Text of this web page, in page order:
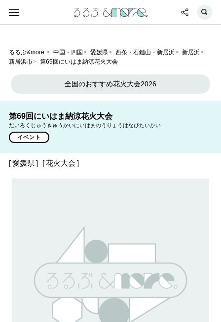
るるぶ&more. 中国・四国 愛媛県 西条・石鎚山・新居浜
新居浜
新居浜市
第69回にいはま納涼花火大会
全国のおすすめ花火大会2026
第69回にいはま納涼花火大会
だいろくじゅうきゅうかいにいはまのうりょうはなびたいかい
イベント
愛媛県 花火大会